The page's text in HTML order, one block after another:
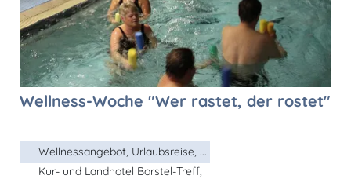
Wellness-Woche "Wer rastet, der rostet"
Wellnessangebot, Urlaubsreise, ...
Kur- und Landhotel Borstel-Treff,